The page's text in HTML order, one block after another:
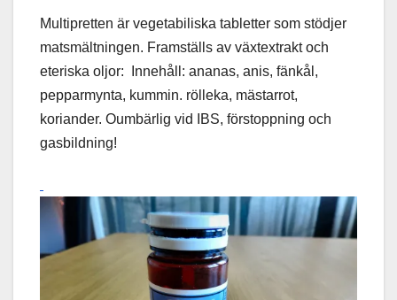
Multipretten är vegetabiliska tabletter som stödjer
matsmältningen. Framställs av växtextrakt och
eteriska oljor: Innehåll: ananas, anis, fänkål,
pepparmynta, kummin. rölleka, mästarrot,
koriander. Oumbärlig vid IBS, förstoppning och
gasbildning!